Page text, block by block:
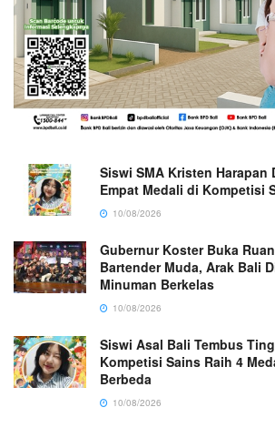
Siswi SMA Kristen Harapan
Empat Medali di Kompetisi
10/08/2026
Gubernur Koster Buka
Bartender Muda, Arak Bali
Minuman Berkelas
10/08/2026
Siswi Asal Bali Tembus
Kompetisi Sains Raih 4
Berbeda
10/08/2026